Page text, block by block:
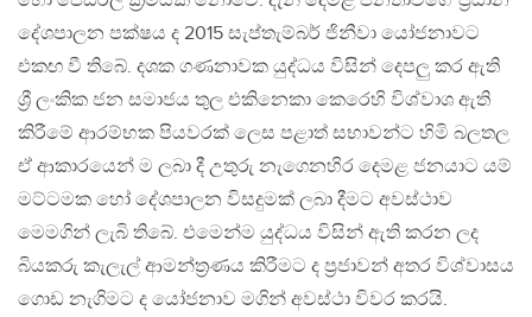
දේශපාලන පක්ෂය ද 2015 සැප්තැම්බර් ජිනීවා යෝජනාවට
එකඟ වී තිබේ. දශක ගණනාවක යුද්ධය විසින් දෙපලු කර ඇති
ශ්‍රී ලංකික ජන සමාජය තුල එකිනෙකා කෙරෙහි විශ්වාශ ඇති
කිරීමේ ආරම්භක පියවරක් ලෙස පළාත් සභාවන්ට හිමි බලතල
ඒ ආකාරයෙන් ම ලබා දී උතුරු නැගෙනහිර දෙමළ ජනයාට යම්
මට්ටමක හෝ දේශපාලන විසදුමක් ලබා දීමට අවස්ථාව
මෙමගින් ලැබි තිබේ. එමෙන්ම යුද්ධය විසින් ඇති කරන ලද
බියකරු කැලැල් ආමන්ත්‍රණය කිරීමට ද ප්‍රජාවන් අතර විශ්වාසය
ගොඩ නැගිමට ද යෝජනාව මගින් අවස්ථා විවර කරයි.